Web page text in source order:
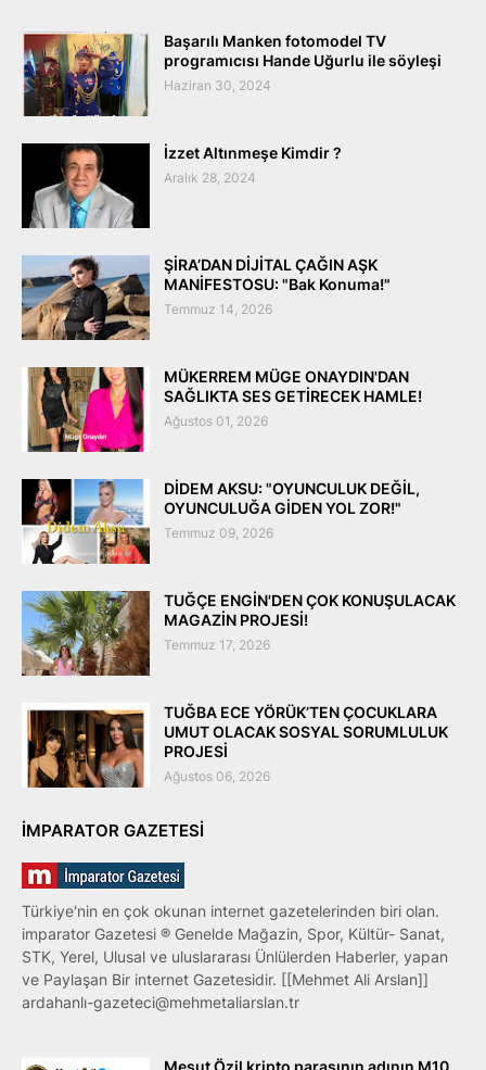
Başarılı Manken fotomodel TV
programıcısı Hande Uğurlu ile söyleşi
Haziran 30, 2024
İzzet Altınmeşe Kimdir ?
Aralık 28, 2024
ŞİRA’DAN DİJİTAL ÇAĞIN AŞK
MANİFESTOSU: "Bak Konuma!"
Temmuz 14, 2026
MÜKERREM MÜGE ONAYDIN'DAN
SAĞLIKTA SES GETİRECEK HAMLE!
Ağustos 01, 2026
DİDEM AKSU: "OYUNCULUK DEĞİL,
OYUNCULUĞA GİDEN YOL ZOR!"
Temmuz 09, 2026
TUĞÇE ENGİN'DEN ÇOK KONUŞULACAK
MAGAZİN PROJESİ!
Temmuz 17, 2026
TUĞBA ECE YÖRÜK’TEN ÇOCUKLARA
UMUT OLACAK SOSYAL SORUMLULUK
PROJESİ
Ağustos 06, 2026
IMPARATOR GAZETESI
Türkiye'nin en çok okunan internet gazetelerinden biri olan.
imparator Gazetesi ® Genelde Mağazin, Spor, Kültür- Sanat,
STK, Yerel, Ulusal ve uluslararası Ünlülerden Haberler, yapan
ve Paylaşan Bir internet Gazetesidir. [[Mehmet Ali Arslan]]
ardahanlı-gazeteci@mehmetaliarslan.tr
Mesut Özil kripto parasının adının M10